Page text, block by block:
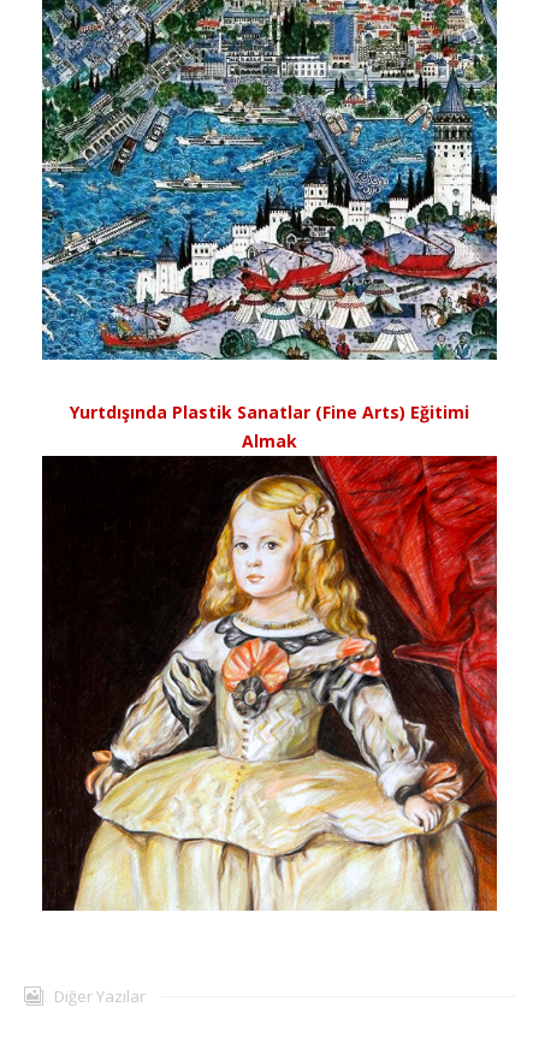
Yurtdışında Plastik Sanatlar (Fine Arts) Eğitimi
Almak
Diğer Yazılar